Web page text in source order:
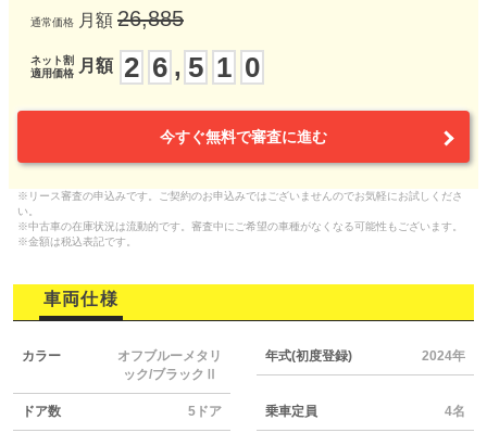
通常価格 月額 26,885
ネット割
適用価格
月額 2 6 , 5 1 0
今すぐ無料で審査に進む
※リース審査の申込みです。ご契約のお申込みではございませんのでお気軽にお試しくださ
い。
※中古車の在庫状況は流動的です。審査中にご希望の車種がなくなる可能性もございます。
※金額は税込表記です。
車両仕様
カラー
オフブルーメタリ
ック/ブラックⅡ
年式(初度登録) 2024年
ドア数 5ドア 乗車定員 4名